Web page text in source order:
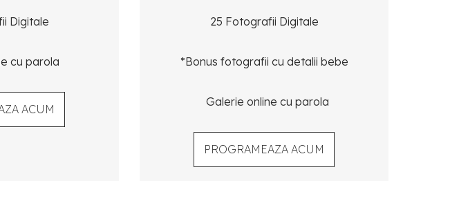
Digitale
cu parola
ACUM
25 Fotografii Digitale
*Bonus fotografii cu detalii bebe
Galerie online cu parola
PROGRAMEAZA ACUM